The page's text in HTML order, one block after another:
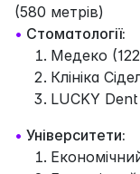
(580 метрів)
• Стоматології:
Медеко
Клініка
LUCKY
• Університети: